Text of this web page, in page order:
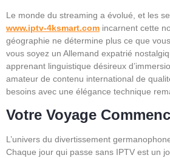
Le monde du streaming a évolué, et les
www.iptv-4ksmart.com incarnent cette
géographie ne détermine plus ce que
vous soyez un Allemand expatrié
apprenant linguistique désireux
amateur de contenu international de
besoins avec une élégance technique
Votre Voyage
L’univers du divertissement
Chaque jour qui passe sans IPTV est un